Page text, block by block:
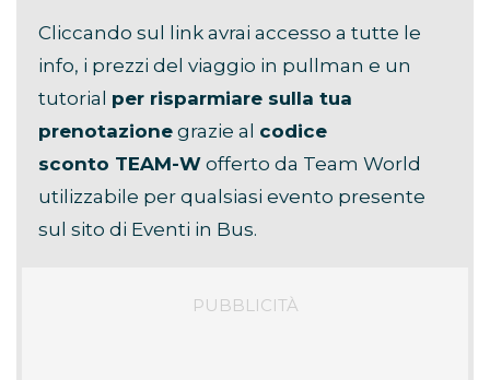
Cliccando sul link avrai accesso a tutte le
info, i prezzi del viaggio in pullman e un
tutorial per risparmiare sulla tua
prenotazione grazie al codice
sconto TEAM-W offerto da Team World
utilizzabile per qualsiasi evento presente
sul sito di Eventi in Bus.